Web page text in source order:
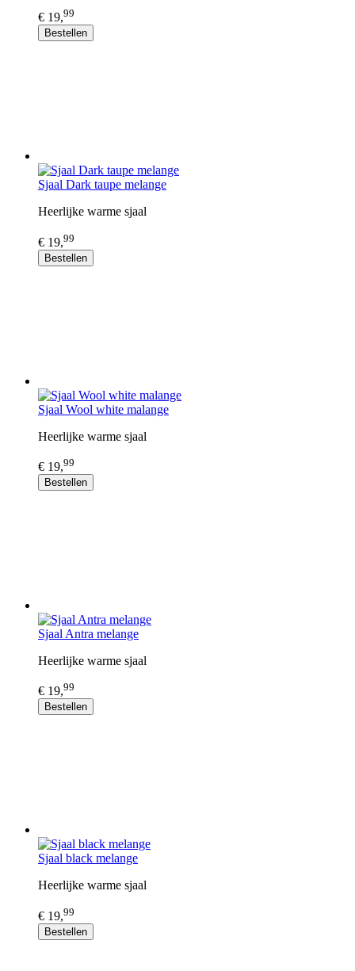
€ 19,99
Bestellen
Sjaal Dark taupe melange
Heerlijke warme sjaal
€ 19,99
Bestellen
Sjaal Wool white malange
Heerlijke warme sjaal
€ 19,99
Bestellen
Sjaal Antra melange
Heerlijke warme sjaal
€ 19,99
Bestellen
Sjaal black melange
Heerlijke warme sjaal
€ 19,99
Bestellen